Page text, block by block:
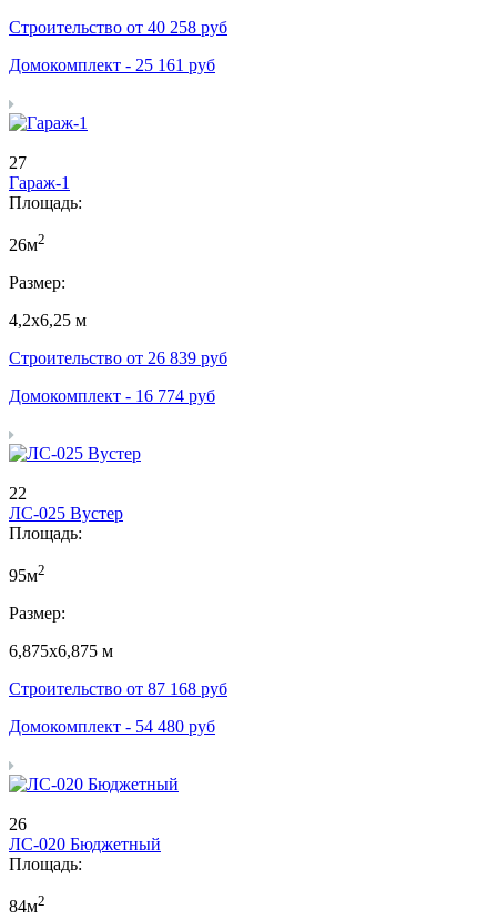
Строительство от 40 258 руб
Домокомплект - 25 161 руб
27
Гараж-1
Площадь:
26м2
Размер:
4,2х6,25 м
Строительство от 26 839 руб
Домокомплект - 16 774 руб
22
ЛС-025 Вустер
Площадь:
95м2
Размер:
6,875х6,875 м
Строительство от 87 168 руб
Домокомплект - 54 480 руб
26
ЛС-020 Бюджетный
Площадь:
84м2